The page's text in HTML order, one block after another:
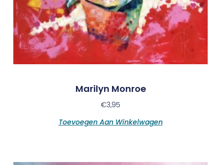
Marilyn Monroe
€3,95
Toevoegen Aan Winkelwagen